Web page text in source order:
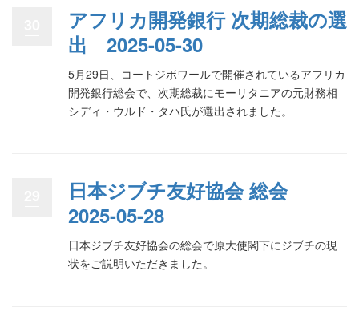
アフリカ開発銀行 次期総裁の選
出 2025-05-30
5月29日、コートジボワールで開催されているアフリカ
開発銀行総会で、次期総裁にモーリタニアの元財務相
シディ・ウルド・タハ氏が選出されました。
日本ジブチ友好協会 総会
2025-05-28
日本ジブチ友好協会の総会で原大使閣下にジブチの現
状をご説明いただきました。